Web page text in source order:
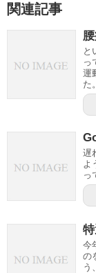
関連記事
と
っ
運
た
遅
よ
っ
今
の
う